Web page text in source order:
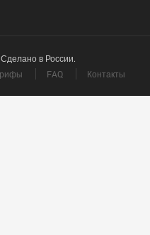
в России.
FAQ Контакты